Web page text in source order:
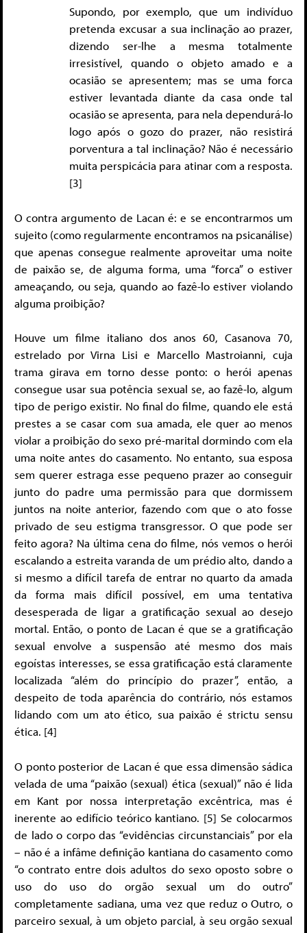
Supondo, por exemplo, que um indivíduo
pretenda excusar a sua inclinação ao prazer,
dizendo ser-lhe a mesma totalmente
irresistível, quando o objeto amado e a
ocasião se apresentem; mas se uma forca
estiver levantada diante da casa onde tal
ocasião se apresenta, para nela dependurá-lo
logo após o gozo do prazer, não resistirá
porventura a tal inclinação? Não é necessário
muita perspicácia para atinar com a resposta.
[3]
O contra argumento de Lacan é: e se encontrarmos um
sujeito (como regularmente encontramos na psicanálise)
que apenas consegue realmente aproveitar uma noite
de paixão se, de alguma forma, uma “forca” o estiver
ameaçando, ou seja, quando ao fazê-lo estiver violando
alguma proibição?
Houve um filme italiano dos anos 60, Casanova 70,
estrelado por Virna Lisi e Marcello Mastroianni, cuja
trama girava em torno desse ponto: o herói apenas
consegue usar sua potência sexual se, ao fazê-lo, algum
tipo de perigo existir. No final do filme, quando ele está
prestes a se casar com sua amada, ele quer ao menos
violar a proibição do sexo pré-marital dormindo com ela
uma noite antes do casamento. No entanto, sua esposa
sem querer estraga esse pequeno prazer ao conseguir
junto do padre uma permissão para que dormissem
juntos na noite anterior, fazendo com que o ato fosse
privado de seu estigma transgressor. O que pode ser
feito agora? Na última cena do filme, nós vemos o herói
escalando a estreita varanda de um prédio alto, dando a
si mesmo a difícil tarefa de entrar no quarto da amada
da forma mais difícil possível, em uma tentativa
desesperada de ligar a gratificação sexual ao desejo
mortal. Então, o ponto de Lacan é que se a gratificação
sexual envolve a suspensão até mesmo dos mais
egoístas interesses, se essa gratificação está claramente
localizada “além do princípio do prazer”, então, a
despeito de toda aparência do contrário, nós estamos
lidando com um ato ético, sua paixão é strictu sensu
ética. [4]
O ponto posterior de Lacan é que essa dimensão sádica
velada de uma “paixão (sexual) ética (sexual)” não é lida
em Kant por nossa interpretação excêntrica, mas é
inerente ao edifício teórico kantiano. [5] Se colocarmos
de lado o corpo das “evidências circunstanciais” por ela
– não é a infâme definição kantiana do casamento como
“o contrato entre dois adultos do sexo oposto sobre o
uso do uso do orgão sexual um do outro”
completamente sadiana, uma vez que reduz o Outro, o
parceiro sexual, à um objeto parcial, à seu orgão sexual